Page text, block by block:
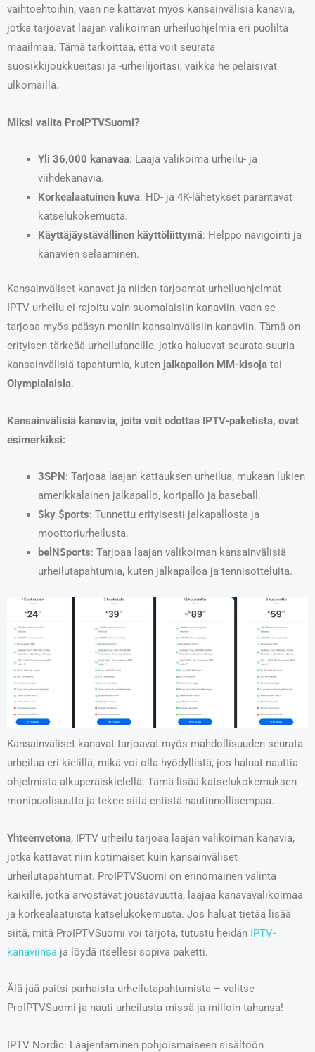
vaihtoehtoihin, vaan ne kattavat myös kansainvälisiä kanavia,
jotka tarjoavat laajan valikoiman urheiluohjelmia eri puolilta
maailmaa. Tämä tarkoittaa, että voit seurata
suosikkijoukkueitasi ja -urheilijoitasi, vaikka he pelaisivat
ulkomailla.
Miksi valita ProIPTVSuomi?
Yli 36,000 kanavaa: Laaja valikoima urheilu- ja
viihdekanavia.
Korkealaatuinen kuva: HD- ja 4K-lähetykset parantavat
katselukokemusta.
Käyttäjäystävällinen käyttöliittymä: Helppo navigointi ja
kanavien selaaminen.
Kansainväliset kanavat ja niiden tarjoamat urheiluohjelmat
IPTV urheilu ei rajoitu vain suomalaisiin kanaviin, vaan se
tarjoaa myös pääsyn moniin kansainvälisiin kanaviin. Tämä on
erityisen tärkeää urheilufaneille, jotka haluavat seurata suuria
kansainvälisiä tapahtumia, kuten jalkapallon MM-kisoja tai
Olympialaisia.
Kansainvälisiä kanavia, joita voit odottaa IPTV-paketista, ovat
esimerkiksi:
3SPN : Tarjoaa laajan kattauksen urheilua, mukaan lukien
amerikkalainen jalkapallo, koripallo ja baseball.
$ky $ports: Tunnettu erityisesti jalkapallosta ja
moottoriurheilusta.
belN$ports: Tarjoaa laajan valikoiman kansainvälisiä
urheilutapahtumia, kuten jalkapalloa ja tennisotteluita.
Kansainväliset kanavat tarjoavat myös mahdollisuuden seurata
urheilua eri kielillä, mikä voi olla hyödyllistä, jos haluat nauttia
ohjelmista alkuperäiskielellä. Tämä lisää katselukokemuksen
monipuolisuutta ja tekee siitä entistä nautinnollisempaa.
Yhteenvetona, IPTV urheilu tarjoaa laajan valikoiman kanavia,
jotka kattavat niin kotimaiset kuin kansainväliset
urheilutapahtumat. ProIPTVSuomi on erinomainen valinta
kaikille, jotka arvostavat joustavuutta, laajaa kanavavalikoimaa
ja korkealaatuista katselukokemusta. Jos haluat tietää lisää
siitä, mitä ProIPTVSuomi voi tarjota, tutustu heidän IPTV-
kanaviinsa ja löydä itsellesi sopiva paketti.
Älä jää paitsi parhaista urheilutapahtumista – valitse
ProIPTVSuomi ja nauti urheilusta missä ja milloin tahansa!
IPTV Nordic: Laajentaminen pohjoismaiseen sisältöön